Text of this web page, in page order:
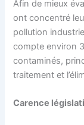
Afin de mieux
ont concentré
pollution
compte environ
contaminés,
traitement et
Carence